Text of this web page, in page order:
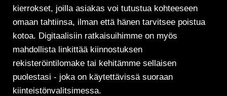
kierrokset, joilla asiakas voi tutustua kohteeseen
omaan tahtiinsa, ilman että hänen tarvitsee poistua
kotoa. Digitaalisiin ratkaisuihimme on myös
mahdollista linkittää kiinnostuksen
rekisteröintilomake tai kehitämme sellaisen
puolestasi - joka on käytettävissä suoraan
kiinteistönvalitsimessa.